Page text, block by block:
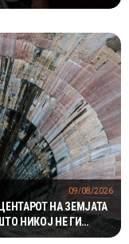
НА ЗЕМЈАТА
НИКОЈ НЕ ГИ
09/08/2026